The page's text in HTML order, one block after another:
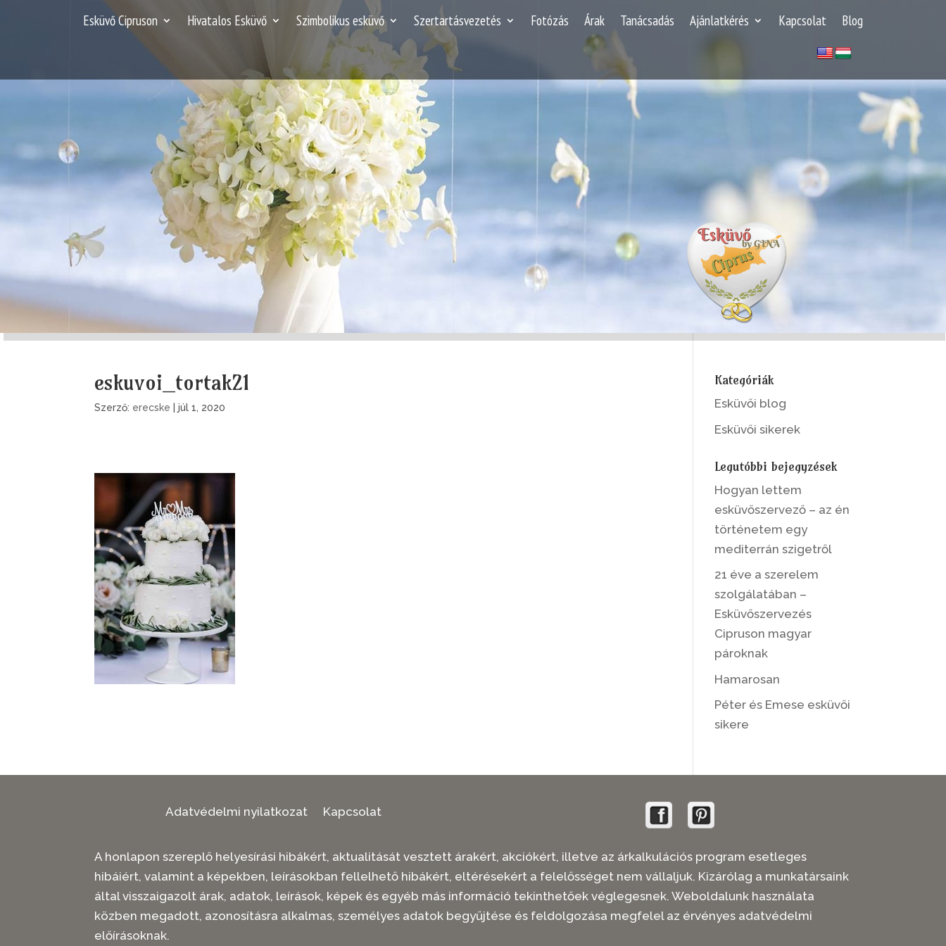
Esküvő Cipruson Hivatalos Esküvő Szimbolikus esküvő Szertartásvezetés Fotózás Árak Tanácsadás Ajánlatkérés Kapcsolat Blog
eskuvoi_tortak21
Szerző: erecske |júl 1, 2020
Kategóriák
Esküvői blog
Esküvői sikerek
Legutóbbi bejegyzések
Hogyan lettem
esküvőszervező – az én
történetem egy
mediterrán szigetről
21 éve a szerelem
szolgálatában –
Esküvőszervezés
Cipruson magyar
pároknak
Hamarosan
Péter és Emese esküvői
sikere
Adatvédelmi nyilatkozat Kapcsolat
A honlapon szereplő helyesírási hibákért, aktualitását vesztett árakért, akciókért, illetve az árkalkulációs program esetleges
hibáiért, valamint a képekben, leírásokban fellelhető hibákért, eltérésekért a felelősséget nem vállaljuk. Kizárólag a munkatársaink
által visszaigazolt árak, adatok, leírások, képek és egyéb más információ tekinthetőek véglegesnek. Weboldalunk használata
közben megadott, azonosításra alkalmas, személyes adatok begyűjtése és feldolgozása megfelel az érvényes adatvédelmi
előírásoknak.